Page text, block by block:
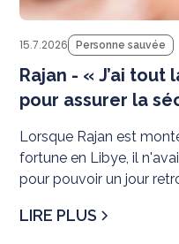
15.7.2026 Personne sauvée
Rajan - « J’ai
pour assurer la
Lorsque Rajan est
fortune en Libye, il
pour pouvoir un jour
LIRE PLUS